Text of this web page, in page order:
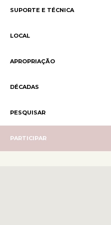
SUPORTE E TÉCNICA
LOCAL
APROPRIAÇÃO
DÉCADAS
PESQUISAR
PARTICIPAR